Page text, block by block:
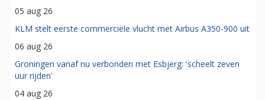
05 aug 26
KLM stelt eerste commerciële vlucht met Airbus A350-900 uit
06 aug 26
Groningen vanaf nu verbonden met Esbjerg: 'scheelt zeven
uur rijden'
04 aug 26